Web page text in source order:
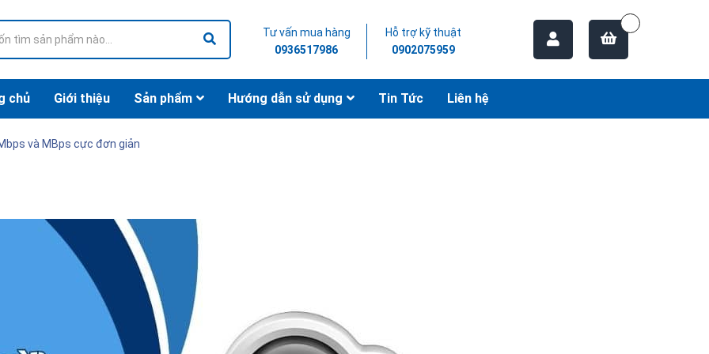
Tư vấn mua hàng
0936517986
Hỗ trợ kỹ thuật
0902075959
chủ Giới thiệu Sản phẩm Hướng dẫn sử dụng Tin Tức Liên hệ
và MBps cực đơn giản